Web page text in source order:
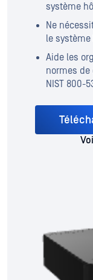
système
Ne
le système
Aide les
normes de
NIST 800-